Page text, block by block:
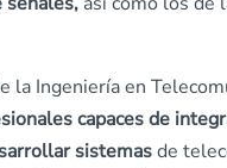
la Ingeniería en
capaces de
sistemasde